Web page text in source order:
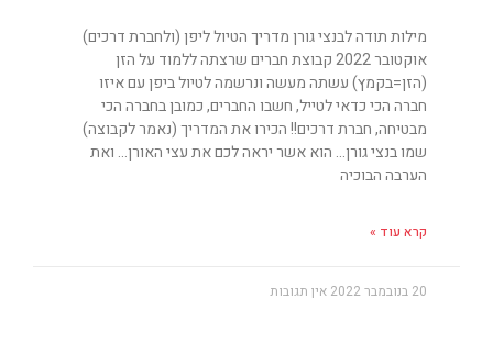
מילות תודה לבנצי גורן מדריך הטיול ליפן (ולחברת דרכים)
אוקטובר 2022 קבוצת חברים שרצתה ללמוד על הזן
(הזן=בקמץ) עשתה מעשה ונרשמה לטיול ביפן עם איזו
חברה הכי כדאי לטייל, חשבו החברים, כמובן בחברה הכי
מבטיחה, חברת דרכים!! הכירו את המדריך (נאמר לקבוצה)
שמו בנצי גורן… הוא אשר יראה לכם את עצי האורן… ואת
הערבה הבוכיה
קרא עוד »
20 בנובמבר 2022 אין תגובות